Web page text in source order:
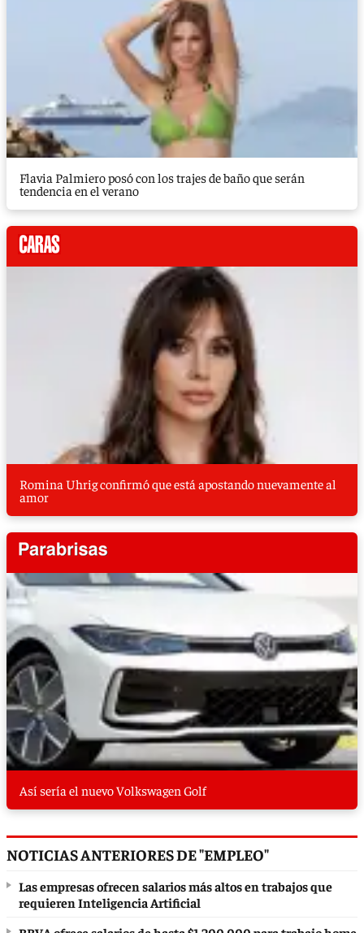
Flavia Palmiero posó con los trajes de baño que serán
tendencia en el verano
Romina Uhrig confirmó que está apostando nuevamente al
amor
Así sería el nuevo Volkswagen Golf
NOTICIAS ANTERIORES DE "EMPLEO"
Las empresas ofrecen salarios más altos en trabajos que
requieren Inteligencia Artificial